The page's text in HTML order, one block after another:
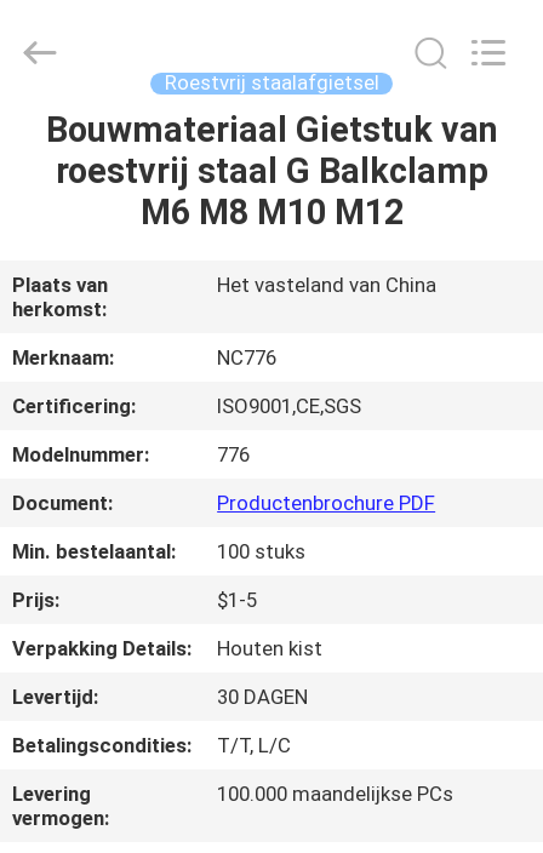
HUIS
PRODUCTEN
VIDEO'S
OVER
ONS
KWALITEITSCONTROLE
NEEM
MET
ONS
OP
CO.,LTD.
Roestvrij staalafgietsel
Bouwmateriaal Gietstuk van
roestvrij staal G Balkclamp
M6 M8 M10 M12
Plaats van
herkomst:
Het vasteland van China
Merknaam:
NC776
Certificering:
ISO9001,CE,SGS
Modelnummer:
776
Document:
Productenbrochure PDF
Min. bestelaantal:
100 stuks
Prijs:
$1-5
Verpakking Details:
Houten kist
Levertijd:
30 DAGEN
Betalingscondities:
T/T, L/C
Levering
vermogen:
100.000 maandelijkse PCs